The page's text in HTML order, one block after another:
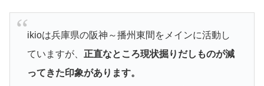
ikioは兵庫県の阪神～播州東間をメインに活動し
ていますが、 正直なところ現状掘りだしものが減
ってきた印象があります。